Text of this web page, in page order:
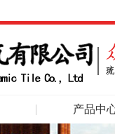
产品中